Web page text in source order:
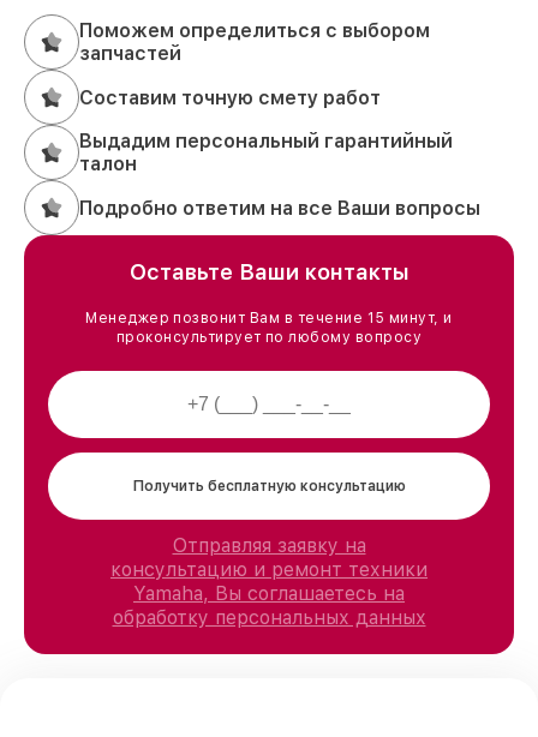
вниманию к деталям. Мы бережно относимся к
технике и гарантируем высокий уровень сервиса.
Свяжитесь с нами по телефону +7 (863) 209-79-87
или приходите в наш сервисный центр по адресу
проспект Стачки, 200/1к1.
Поможем определиться с выбором
запчастей
Составим точную смету работ
Выдадим персональный гарантийный
талон
Подробно ответим на все Ваши вопросы
Оставьте Ваши контакты
Менеджер позвонит Вам в течение 15 минут, и
проконсультирует по любому вопросу
Получить бесплатную консультацию
Отправляя заявку на
консультацию и ремонт техники
Yamaha, Вы соглашаетесь на
обработку персональных данных